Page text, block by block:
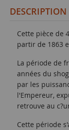
DESCRIPTION
Cette pièce de
partir de 1863
La période de
années du
par les
l'Empereur,
retrouve au
Cette période